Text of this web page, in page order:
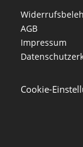
AGB
Impressum
Cookie-